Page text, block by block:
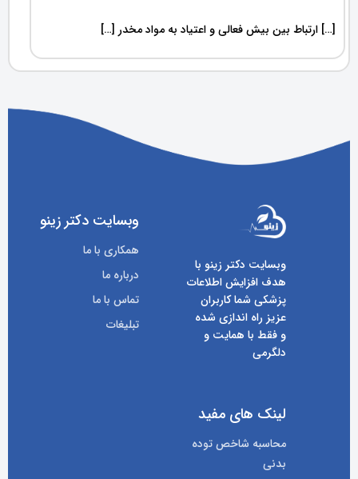
[…] ارتباط بین بیش فعالی و اعتیاد به مواد مخدر […]
وبسایت دکتر زینو با
هدف افزایش اطلاعات
پزشکی شما کاربران
عزیز راه اندازی شده
و فقط با همایت و
دلگرمی
وبسایت دکتر زینو
همکاری با ما
درباره ما
تماس با ما
تبلیغات
لینک های مفید
محاسبه شاخص توده
بدنی